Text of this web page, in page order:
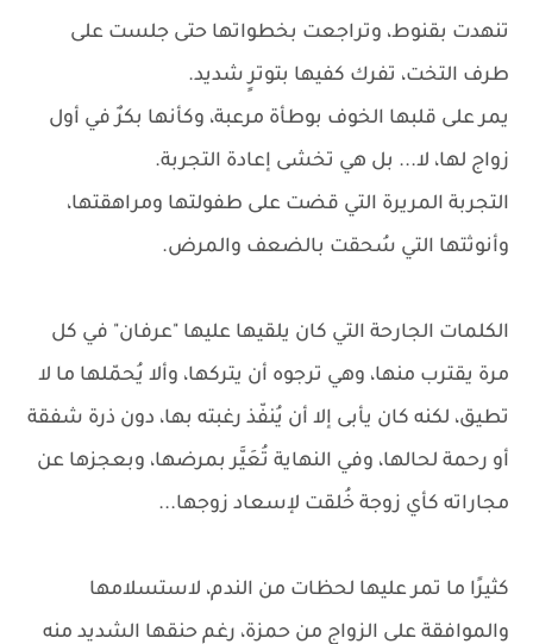
تنهدت بقنوط، وتراجعت بخطواتها حتى جلست على
طرف التخت، تفرك كفيها بتوترٍ شديد.
يمر على قلبها الخوف بوطأة مرعبة، وكأنها بكرٌ في أول
زواج لها، لا... بل هي تخشى إعادة التجربة.
التجربة المريرة التي قضت على طفولتها ومراهقتها،
وأنوثتها التي سُحقت بالضعف والمرض.
الكلمات الجارحة التي كان يلقيها عليها "عرفان" في كل
مرة يقترب منها، وهي ترجوه أن يتركها، وألا يُحمّلها ما لا
تطيق، لكنه كان يأبى إلا أن يُنفّذ رغبته بها، دون ذرة شفقة
أو رحمة لحالها، وفي النهاية تُعَيَّر بمرضها، وبعجزها عن
مجاراته كأي زوجة خُلقت لإسعاد زوجها...
كثيرًا ما تمر عليها لحظات من الندم، لاستسلامها
والموافقة على الزواج من حمزة، رغم حنقها الشديد منه